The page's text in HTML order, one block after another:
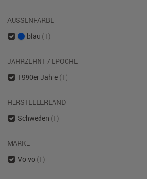
AUSSENFARBE
blau (1)
JAHRZEHNT / EPOCHE
1990er Jahre (1)
HERSTELLERLAND
Schweden (1)
MARKE
Volvo (1)